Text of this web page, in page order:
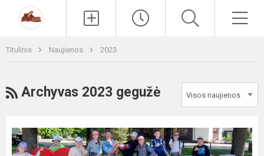
Titulinis Naujienos 2023
RSS
Archyvas 2023 gegužė
Wycieczka
edukacyjna